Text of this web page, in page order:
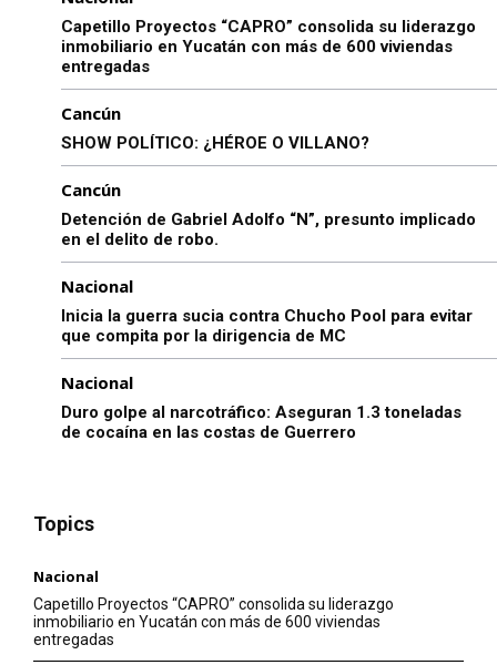
Capetillo Proyectos “CAPRO” consolida su liderazgo
inmobiliario en Yucatán con más de 600 viviendas
entregadas
Cancún
SHOW POLÍTICO: ¿HÉROE O VILLANO?
Cancún
Detención de Gabriel Adolfo “N”, presunto implicado
en el delito de robo.
Nacional
Inicia la guerra sucia contra Chucho Pool para evitar
que compita por la dirigencia de MC
Nacional
Duro golpe al narcotráfico: Aseguran 1.3 toneladas
de cocaína en las costas de Guerrero
Topics
Nacional
Capetillo Proyectos “CAPRO” consolida su liderazgo
inmobiliario en Yucatán con más de 600 viviendas
entregadas